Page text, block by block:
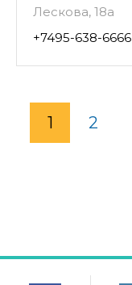
Лескова, 18а
+7495-638-6666
1 2